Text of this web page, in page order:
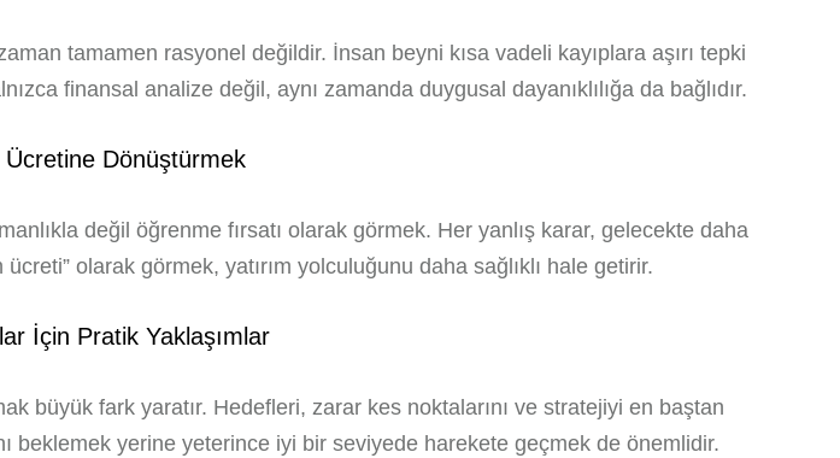
tamamen rasyonel değildir. İnsan beyni kısa vadeli kayıplara aşırı tepki
finansal analize değil, aynı zamanda duygusal dayanıklılığa da bağlıdır.
Ücretine Dönüştürmek
değil öğrenme fırsatı olarak görmek. Her yanlış karar, gelecekte daha
olarak görmek, yatırım yolculuğunu daha sağlıklı hale getirir.
İçin Pratik Yaklaşımlar
büyük fark yaratır. Hedefleri, zarar kes noktalarını ve stratejiyi en baştan
beklemek yerine yeterince iyi bir seviyede harekete geçmek de önemlidir.